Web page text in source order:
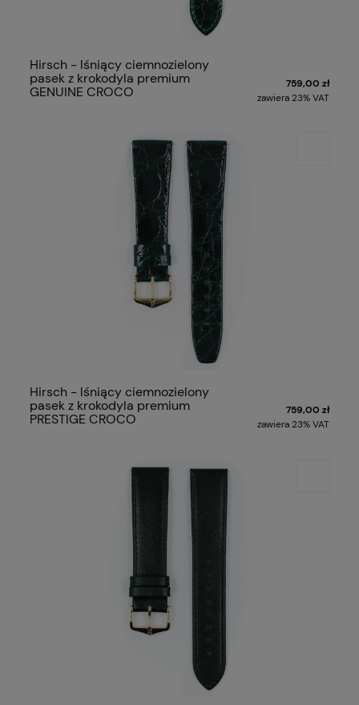
Hirsch - lśniący ciemnozielony
pasek z krokodyla premium
GENUINE CROCO
759,00 zł
zawiera 23% VAT
Hirsch - lśniący ciemnozielony
pasek z krokodyla premium
PRESTIGE CROCO
759,00 zł
zawiera 23% VAT